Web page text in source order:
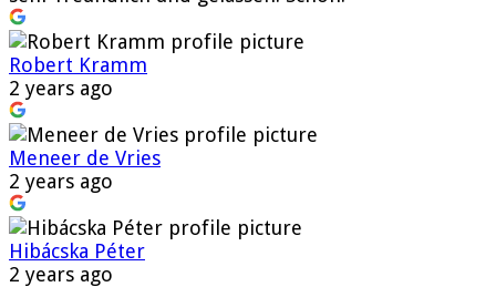
Robert Kramm
2 years ago
Meneer de Vries
2 years ago
Hibácska Péter
2 years ago